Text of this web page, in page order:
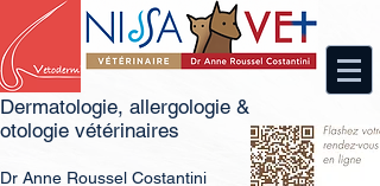
Dermatologie, allergologie &
otologie vétérinaires
Dr Anne Roussel Costantini